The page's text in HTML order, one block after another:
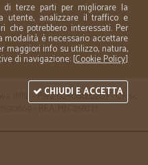
(MN) - P.iva 02508120207 - C.Fisc
- REA: MN 258721
terze parti per migliorare la
utente, analizzare il traffico e
che potrebbero interessati. Per
modalità è necessario accettare
maggiori info su utilizzo, natura,
di navigazione: [Cookie Policy]
CHIUDI E ACCETTA